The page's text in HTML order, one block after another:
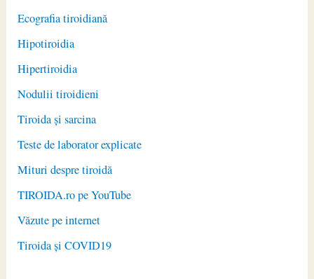
Ecografia tiroidiană
Hipotiroidia
Hipertiroidia
Nodulii tiroidieni
Tiroida și sarcina
Teste de laborator explicate
Mituri despre tiroidă
TIROIDA.ro pe YouTube
Văzute pe internet
Tiroida și COVID19